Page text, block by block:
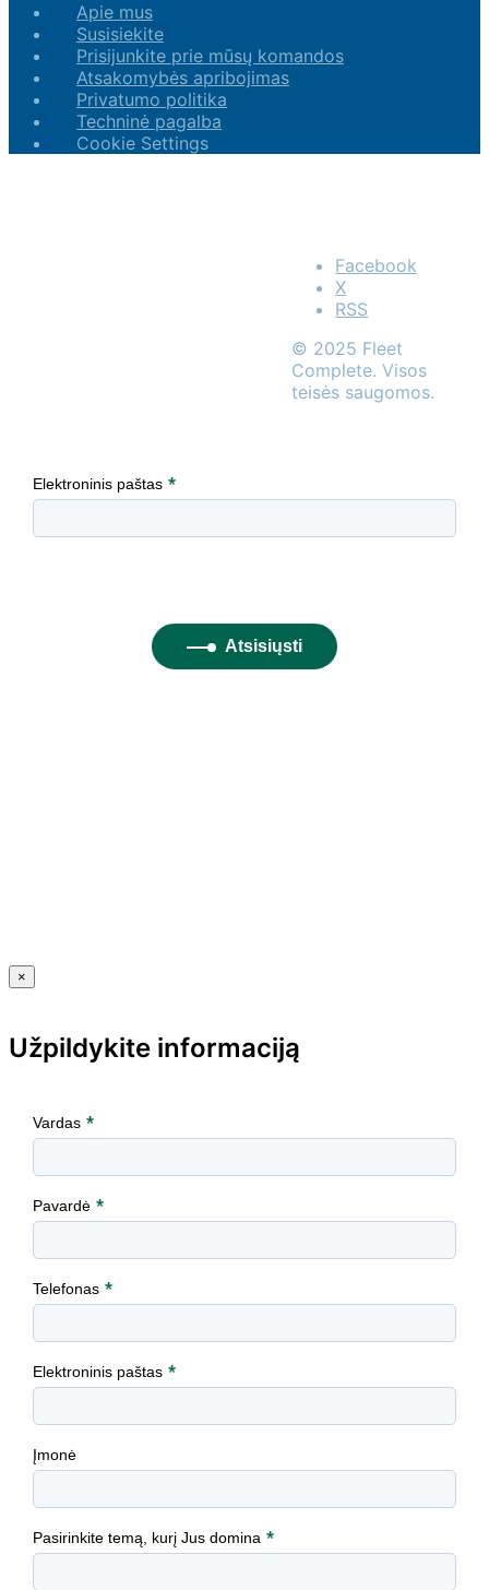
Apie mus
Susisiekite
Prisijunkite prie mūsų komandos
Atsakomybės apribojimas
Privatumo politika
Techninė pagalba
Cookie Settings
Facebook
X
RSS
© 2025 Fleet
Complete. Visos
teisės saugomos.
×
Užpildykite informaciją